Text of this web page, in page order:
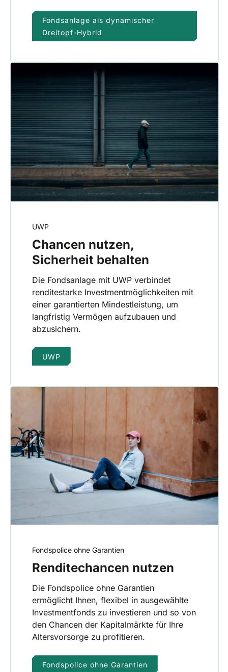
Fondsanlage als dynamischer
Dreitopf-Hybrid
UWP
Chancen nutzen,
Sicherheit behalten
Die Fondsanlage mit UWP verbindet
renditestarke Investmentmöglichkeiten mit
einer garantierten Mindestleistung, um
langfristig Vermögen aufzubauen und
abzusichern.
UWP
Fondspolice ohne Garantien
Renditechancen nutzen
Die Fondspolice ohne Garantien
ermöglicht Ihnen, flexibel in ausgewählte
Investmentfonds zu investieren und so von
den Chancen der Kapitalmärkte für Ihre
Altersvorsorge zu profitieren.
Fondspolice ohne Garantien